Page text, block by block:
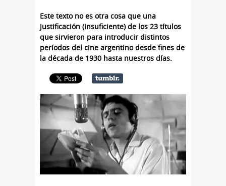
Este texto no es otra cosa que una
justificación (insuficiente) de los 23 títulos
que sirvieron para introducir distintos
períodos del cine argentino desde fines de
la década de 1930 hasta nuestros días.